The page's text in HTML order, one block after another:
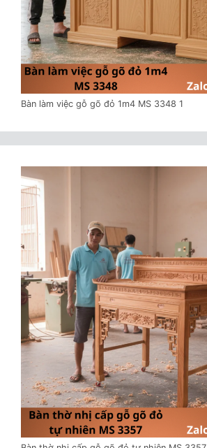
Bàn làm việc gỗ gõ đỏ 1m4 MS 3348 1